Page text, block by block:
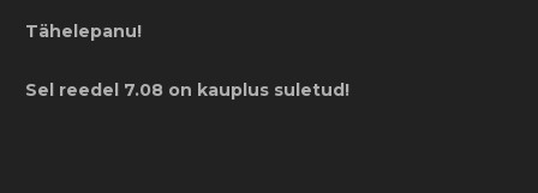
Tähelepanu!
Sel reedel 7.08 on kauplus suletud!